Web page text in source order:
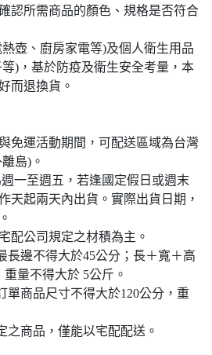
認所需商品的顏色、規格是否符合
壺、廚房家電等)及個人衛生用品
)，基於防疫及衛生安全考量，本
而退換貨。
免運活動期間，可配送區域為台灣
島)。
一至週五，若逢國定假日或週末
天起兩天內出貨。實際出貨日期，
配公司規定之材積為主。
邊不得大於45公分；長＋寬＋高
量不得大於 5公斤。
商品尺寸不得大於120公分，重
商品，僅能以宅配配送。